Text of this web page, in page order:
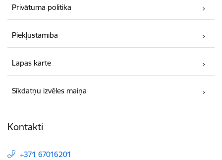
Privātuma politika
Piekļūstamība
Lapas karte
Sīkdatņu izvēles maiņa
Kontakti
+371 67016201